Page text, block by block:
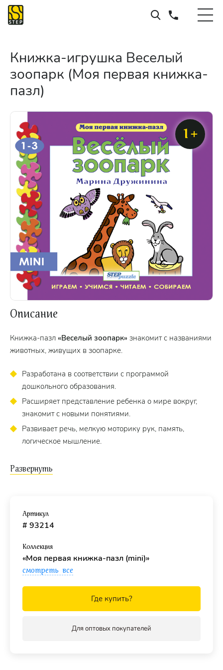
Книжка-игрушка Веселый
зоопарк (Моя первая книжка-
пазл)
1+
Описание
Книжка-пазл «Веселый зоопарк» знакомит с названиями
животных, живущих в зоопарке.
Разработана в соответствии с программой
дошкольного образования.
Расширяет представление ребенка о мире вокруг,
знакомит с новыми понятиями.
Развивает речь, мелкую моторику рук, память,
логическое мышление.
Книжка состоит из 12 страниц (6 разворотов).
Рекомендовано детям
Картон.
В серии "Моя первая книжка-пазл":
Книжка-игрушка "Кто где спит?"
Книжка-игрушка "В нашем доме"
Книжка-игрушка "Угадай сказку"
Артикул
# 93214
Коллекция
«Моя первая книжка-пазл (mini)»
смотреть все
Где купить?
Для оптовых покупателей